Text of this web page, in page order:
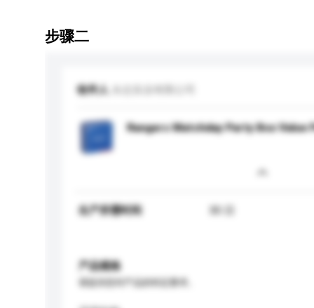
步骤二
收件人
Rangers Matchday Party Box Value
生产所需时间 30 日
产品规格